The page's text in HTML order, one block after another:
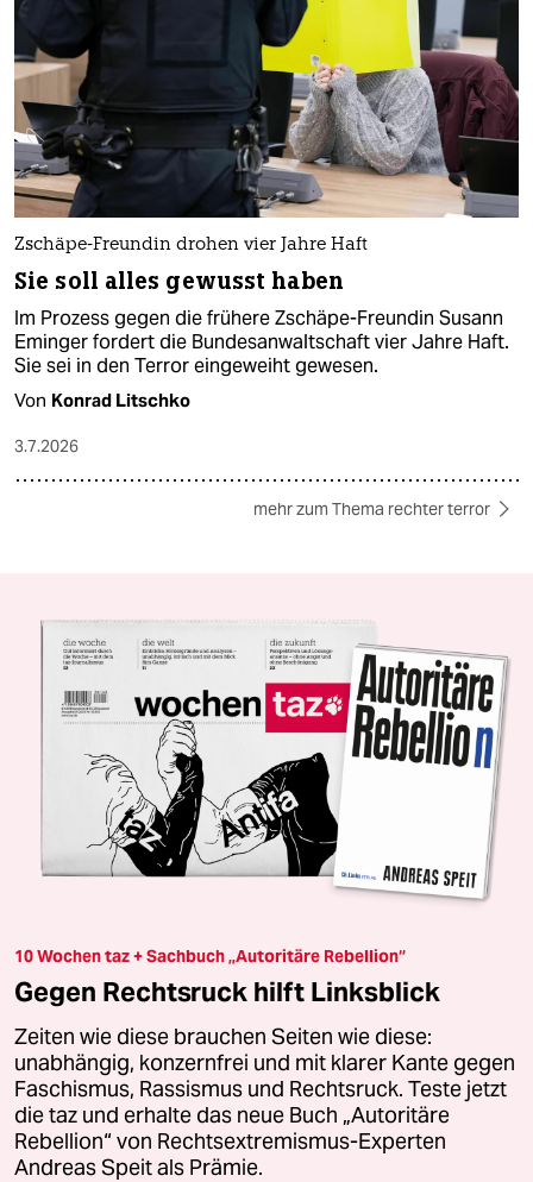
Zschäpe-Freundin drohen vier Jahre Haft
Sie soll alles gewusst haben
Im Prozess gegen die frühere Zschäpe-Freundin Susann
Eminger fordert die Bundesanwaltschaft vier Jahre Haft.
Sie sei in den Terror eingeweiht gewesen.
Von Konrad Litschko
3.7.2026
mehr zum Thema rechter terror
10 Wochen taz + Sachbuch „Autoritäre Rebellion“
Gegen Rechtsruck hilft Linksblick
Zeiten wie diese brauchen Seiten wie diese:
unabhängig, konzernfrei und mit klarer Kante gegen
Faschismus, Rassismus und Rechtsruck. Teste jetzt
die taz und erhalte das neue Buch „Autoritäre
Rebellion“ von Rechtsextremismus-Experten
Andreas Speit als Prämie.